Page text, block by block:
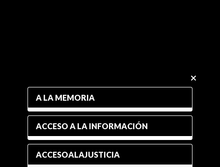
A LA MEMORIA
ACCESO A LA INFORMACIÓN
ACCESOALAJUSTICIA